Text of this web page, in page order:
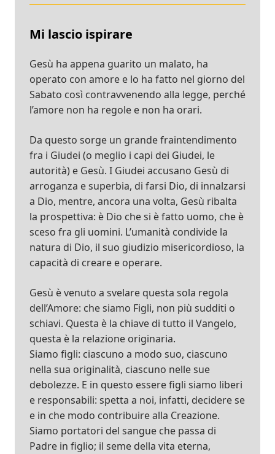
Mi lascio ispirare
Gesù ha appena guarito un malato, ha
operato con amore e lo ha fatto nel giorno del
Sabato così contravvenendo alla legge, perché
l’amore non ha regole e non ha orari.
Da questo sorge un grande fraintendimento
fra i Giudei (o meglio i capi dei Giudei, le
autorità) e Gesù. I Giudei accusano Gesù di
arroganza e superbia, di farsi Dio, di innalzarsi
a Dio, mentre, ancora una volta, Gesù ribalta
la prospettiva: è Dio che si è fatto uomo, che è
sceso fra gli uomini. L’umanità condivide la
natura di Dio, il suo giudizio misericordioso, la
capacità di creare e operare.
Gesù è venuto a svelare questa sola regola
dell’Amore: che siamo Figli, non più sudditi o
schiavi. Questa è la chiave di tutto il Vangelo,
questa è la relazione originaria.
Siamo figli: ciascuno a modo suo, ciascuno
nella sua originalità, ciascuno nelle sue
debolezze. E in questo essere figli siamo liberi
e responsabili: spetta a noi, infatti, decidere se
e in che modo contribuire alla Creazione.
Siamo portatori del sangue che passa di
Padre in figlio; il seme della vita eterna,